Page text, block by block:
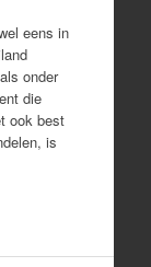
eens in
onder
die
ook best
is